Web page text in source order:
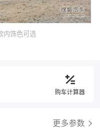
内饰色可选
购车计算器
更多参数